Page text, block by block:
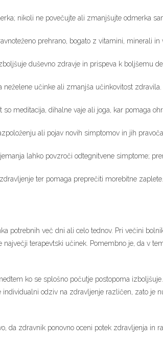
nikoli ne povečujte ali zmanjšujte odmerka
prehrano, bogato z vitamini, minerali in
duševno zdravje in prispeva k boljšemu
neželene učinke ali zmanjša učinkovitost zdravila.
meditacija, dihalne vaje ali joga, kar pomaga
ali pojav novih simptomov in jih
lahko povzroči odtegnitvene simptome;
ter pomaga preprečiti morebitne zaplete.
potrebnih več dni ali celo tednov. Pri večini
terapevtski učinek. Pomembno je, da v
ko se splošno počutje postopoma
odziv na zdravljenje različen, zato je
da zdravnik ponovno oceni potek zdravljenja in